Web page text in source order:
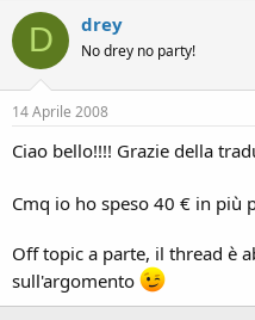
D drey
No drey no party!
14 Aprile 2008
Ciao bello!!!! Grazie della
Cmq io ho speso 40 € in più
Off topic a parte, il thread è
sull'argomento